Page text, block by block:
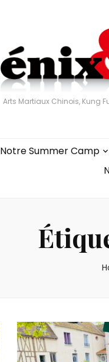
Arts Martiaux Chinois, Kung
Notre Summer Camp